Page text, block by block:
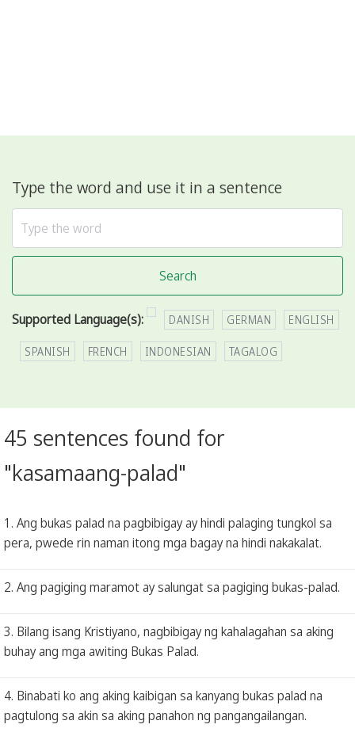
Type the word and use it in a sentence
Search
Supported Language(s): DANISH GERMAN ENGLISH
SPANISH FRENCH INDONESIAN TAGALOG
45 sentences found for
"kasamaang-palad"
1. Ang bukas palad na pagbibigay ay hindi palaging tungkol sa
pera, pwede rin naman itong mga bagay na hindi nakakalat.
2. Ang pagiging maramot ay salungat sa pagiging bukas-palad.
3. Bilang isang Kristiyano, nagbibigay ng kahalagahan sa aking
buhay ang mga awiting Bukas Palad.
4. Binabati ko ang aking kaibigan sa kanyang bukas palad na
pagtulong sa akin sa aking panahon ng pangangailangan.